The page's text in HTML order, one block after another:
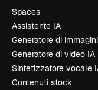
Spaces
Assistente IA
Generatore di
Generatore di video IA
Sintetizzatore vocale
Contenuti stock